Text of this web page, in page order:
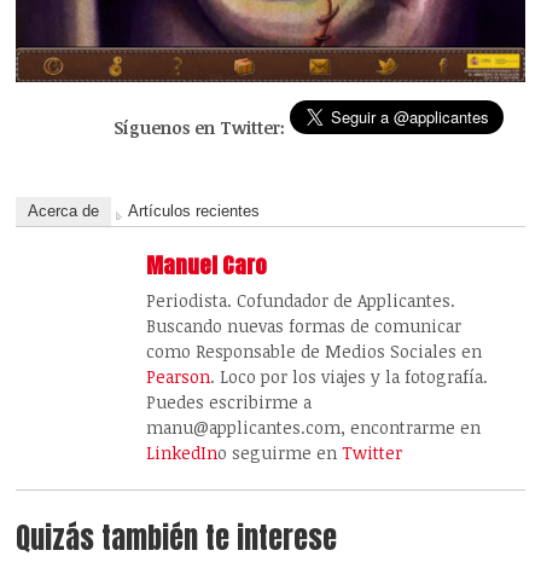
Síguenos en Twitter:
Acerca de Artículos recientes
Manuel Caro
Periodista. Cofundador de Applicantes.
Buscando nuevas formas de comunicar
como Responsable de Medios Sociales en
Pearson. Loco por los viajes y la fotografía.
Puedes escribirme a
manu@applicantes.com, encontrarme en
LinkedIno seguirme enTwitter
Quizás también te interese